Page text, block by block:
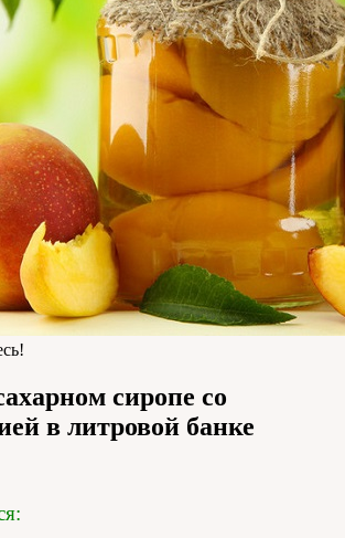
сиропе со
в литровой банке